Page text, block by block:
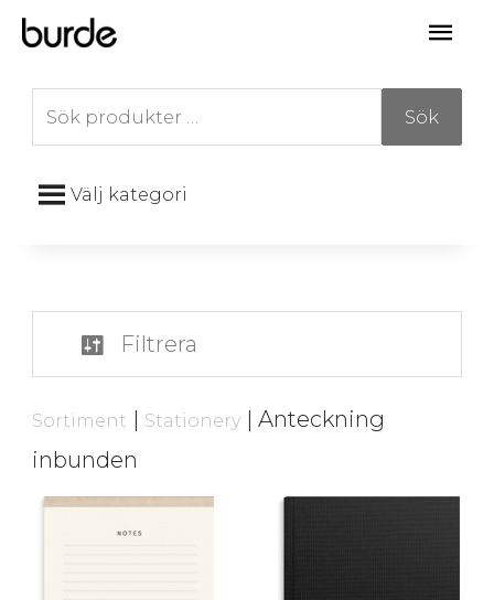
Hoppa
till
Sök
Välj kategori
Filtrera
Sortiment | Stationery| Anteckning
inbunden